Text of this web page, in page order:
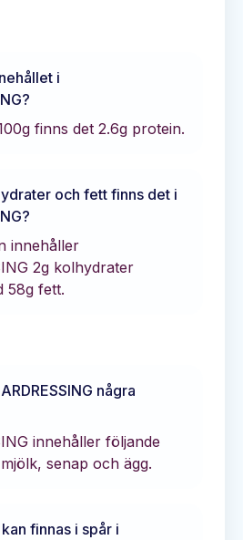
i
?
finns det 2.6g protein.
och fett finns det i
?
innehåller
2g kolhydrater
58g fett.
några
innehåller följande
senap och ägg.
finnas i spår i